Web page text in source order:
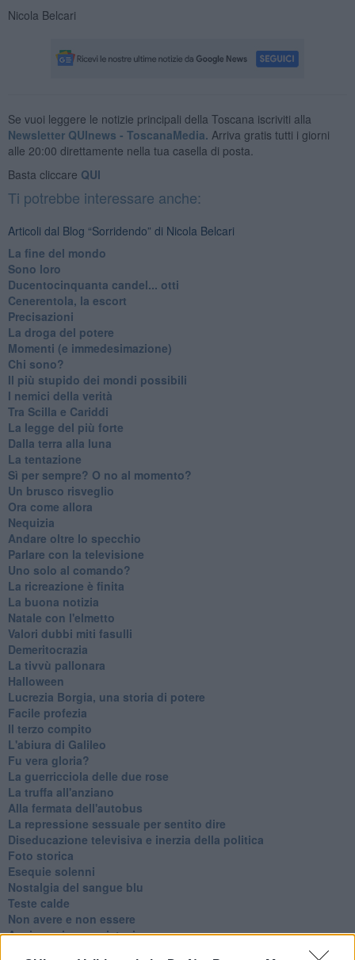
Nicola Belcari
Se vuoi leggere le notizie principali della Toscana iscriviti alla
Newsletter QUInews - ToscanaMedia. Arriva gratis tutti i giorni
alle 20:00 direttamente nella tua casella di posta.
Basta cliccare QUI
Ti potrebbe interessare anche:
Articoli dal Blog “Sorridendo” di Nicola Belcari
La fine del mondo
Sono loro
Ducentocinquanta candel... otti
Cenerentola, la escort
Precisazioni
La droga del potere
Momenti (e immedesimazione)
Chi sono?
Il più stupido dei mondi possibili
I nemici della verità
Tra Scilla e Cariddi
La legge del più forte
Dalla terra alla luna
La tentazione
​Sì per sempre? O no al momento?
Un brusco risveglio
Ora come allora
Nequizia
Andare oltre lo specchio
Parlare con la televisione
Uno solo al comando?
La ricreazione è finita
La buona notizia
Natale con l'elmetto
Valori dubbi miti fasulli
Demeritocrazia
La tivvù pallonara
Halloween
​Lucrezia Borgia, una storia di potere
Facile profezia
Il terzo compito
L'abiura di Galileo
Fu vera gloria?
La guerricciola delle due rose
La truffa all'anziano
Alla fermata dell'autobus
La repressione sessuale per sentito dire
Diseducazione televisiva e inerzia della politica
Foto storica
Esequie solenni
Nostalgia del sangue blu
Teste calde
Non avere e non essere
Armiamoci e... avviatevi